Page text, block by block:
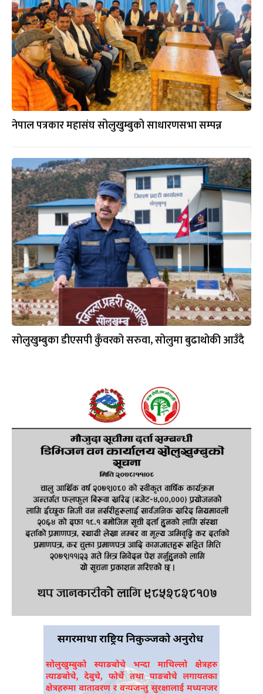
नेपाल पत्रकार महासंघ सोलुखुम्बुको साधारणसभा सम्पन्न
सोलुखुम्बुका डीएसपी कुँवरको सरुवा, सोलुमा बुढाथोकी आउँदै